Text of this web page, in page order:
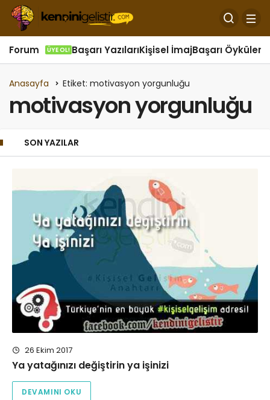
Forum ÜYE OL! Başarı YazılarıKişisel İmajBaşarı Öyküleri
Anasayfa Etiket: motivasyon yorgunluğu
motivasyon yorgunluğu
SON YAZILAR
26 Ekim 2017
Ya yatağınızı değiştirin ya işinizi
DEVAMINI OKU